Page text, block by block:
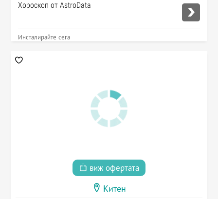
Хороскоп от AstroData
Инсталирайте сега
виж офертата
Китен